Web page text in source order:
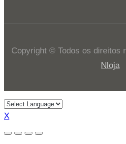
Copyright © Todos os direitos
Nloja
X